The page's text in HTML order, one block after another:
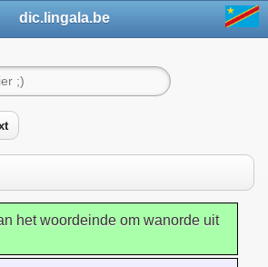
dic.lingala.be
het woordeinde om wanorde uit